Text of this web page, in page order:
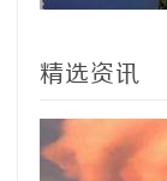
精选资讯